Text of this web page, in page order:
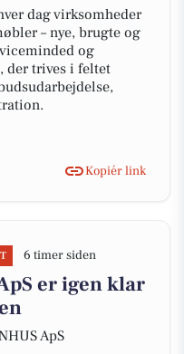
dag virksomheder
– nye, brugte og
og
der trives i feltet
Kopiér link
6 timer siden
er igen klar
ApS